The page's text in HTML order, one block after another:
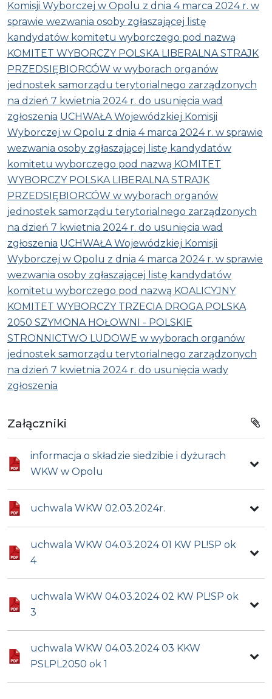
Komisji Wyborczej w Opolu z dnia 4 marca 2024 r. w
sprawie wezwania osoby zgłaszającej listę
kandydatów komitetu wyborczego pod nazwą
KOMITET WYBORCZY POLSKA LIBERALNA STRAJK
PRZEDSIĘBIORCÓW w wyborach organów
jednostek samorządu terytorialnego zarządzonych
na dzień 7 kwietnia 2024 r. do usunięcia wad
zgłoszenia UCHWAŁA Wojewódzkiej Komisji
Wyborczej w Opolu z dnia 4 marca 2024 r. w sprawie
wezwania osoby zgłaszającej listę kandydatów
komitetu wyborczego pod nazwą KOMITET
WYBORCZY POLSKA LIBERALNA STRAJK
PRZEDSIĘBIORCÓW w wyborach organów
jednostek samorządu terytorialnego zarządzonych
na dzień 7 kwietnia 2024 r. do usunięcia wad
zgłoszenia UCHWAŁA Wojewódzkiej Komisji
Wyborczej w Opolu z dnia 4 marca 2024 r. w sprawie
wezwania osoby zgłaszającej listę kandydatów
komitetu wyborczego pod nazwą KOALICYJNY
KOMITET WYBORCZY TRZECIA DROGA POLSKA
2050 SZYMONA HOŁOWNI - POLSKIE
STRONNICTWO LUDOWE w wyborach organów
jednostek samorządu terytorialnego zarządzonych
na dzień 7 kwietnia 2024 r. do usunięcia wady
zgłoszenia
Załączniki
informacja o składzie siedzibie i dyżurach
WKW w Opolu
uchwala WKW 02.03.2024r.
uchwala WKW 04.03.2024 01 KW PL!SP ok
4
uchwala WKW 04.03.2024 02 KW PL!SP ok
3
uchwala WKW 04.03.2024 03 KKW
PSLPL2050 ok 1